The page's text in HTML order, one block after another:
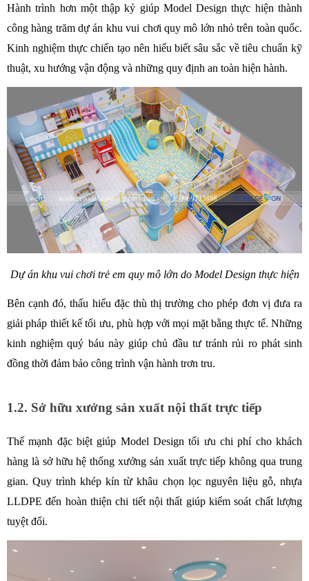
Hành trình hơn một thập kỷ giúp Model Design thực hiện thành
công hàng trăm dự án khu vui chơi quy mô lớn nhỏ trên toàn quốc.
Kinh nghiệm thực chiến tạo nên hiểu biết sâu sắc về tiêu chuẩn kỹ
thuật, xu hướng vận động và những quy định an toàn hiện hành.
Dự án khu vui chơi trẻ em quy mô lớn do Model Design thực hiện
Bên cạnh đó, thấu hiểu đặc thù thị trường cho phép đơn vị đưa ra
giải pháp thiết kế tối ưu, phù hợp với mọi mặt bằng thực tế. Những
kinh nghiệm quý báu này giúp chủ đầu tư tránh rủi ro phát sinh
đồng thời đảm bảo công trình vận hành trơn tru.
1.2. Sở hữu xưởng sản xuất nội thất trực tiếp
Thế mạnh đặc biệt giúp Model Design tối ưu chi phí cho khách
hàng là sở hữu hệ thống xưởng sản xuất trực tiếp không qua trung
gian. Quy trình khép kín từ khâu chọn lọc nguyên liệu gỗ, nhựa
LLDPE đến hoàn thiện chi tiết nội thất giúp kiểm soát chất lượng
tuyệt đối.